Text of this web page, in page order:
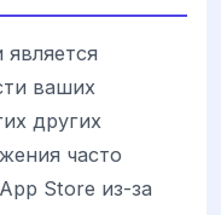
ваших
других
часто
Store из-за